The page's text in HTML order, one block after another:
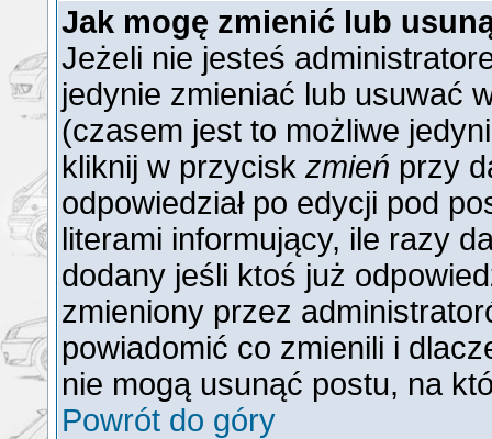
Jak mogę zmienić lub
Jeżeli nie jesteś
jedynie zmieniać lub usuwać
(czasem jest to możliwe
kliknij w przycisk zmień przy
odpowiedział po edycji pod
literami informujący, ile razy
dodany jeśli ktoś już
zmieniony przez
powiadomić co zmienili i
nie mogą usunąć postu, na
Powrót do góry